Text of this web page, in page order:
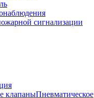
сигнализации
клапаныПневматическое